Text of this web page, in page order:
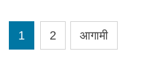
Posts
pagination
1 2 आगामी